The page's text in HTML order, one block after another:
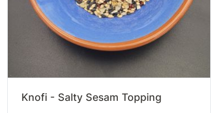
Knofi - Salty Sesam Topping